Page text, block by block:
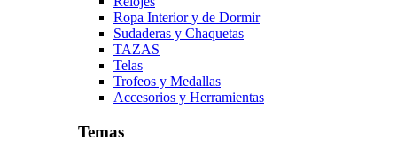
Ropa Interior y de Dormir
Sudaderas y Chaquetas
TAZAS
Telas
Trofeos y Medallas
Accesorios y Herramientas
Temas